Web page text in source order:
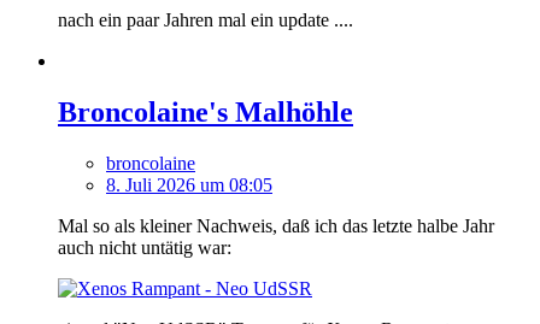
nach ein paar Jahren mal ein update ....
Broncolaine's Malhöhle
broncolaine
8. Juli 2026 um 08:05
Mal so als kleiner Nachweis, daß ich das letzte halbe Jahr
auch nicht untätig war: